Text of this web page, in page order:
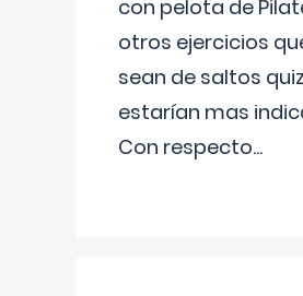
con pelota de
otros ejercicios
sean de saltos
estarían mas
Con respecto...